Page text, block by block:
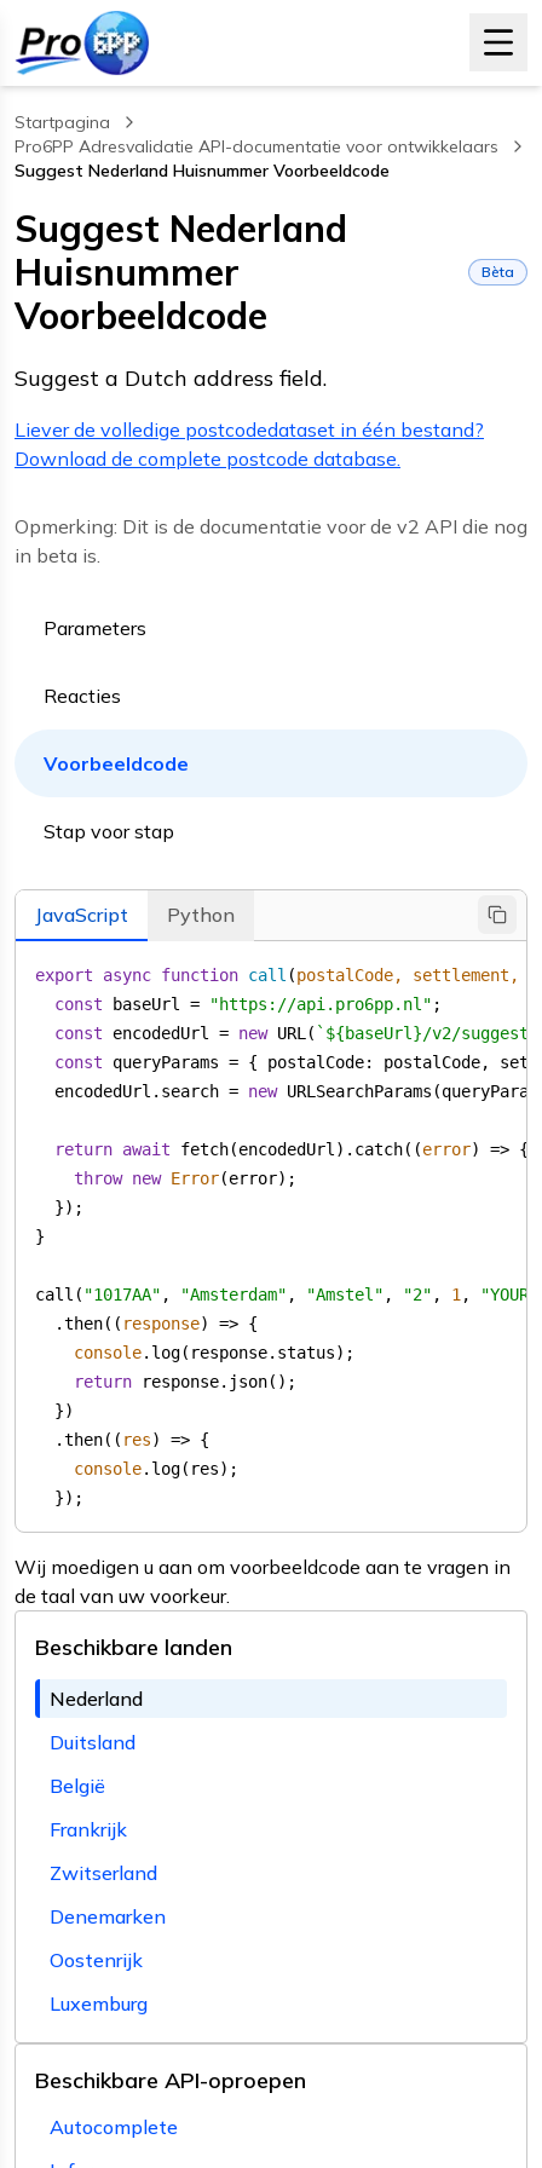
Startpagina
Pro6PP Adresvalidatie API-documentatie voor ontwikkelaars
Suggest Nederland Huisnummer Voorbeeldcode
, current page
Suggest Nederland
Huisnummer
Voorbeeldcode
Bèta
Suggest a Dutch address field.
Liever de volledige postcodedataset in één bestand?
Download de complete postcode database.
Opmerking: Dit is de documentatie voor de v2 API die nog
in beta is.
Parameters
Reacties
Voorbeeldcode
Stap voor stap
JavaScript Python
export async function call (postalCode, settlement,
const baseUrl = "https://api.pro6pp.nl"
const encodedUrl = new URL( ` ${baseUrl}/v2/
const queryParams = { postalCode: postalCode,
  encodedUrl.search =
new
return await fetch(encodedUrl).catch( (error) =>
throw new Error
call( "1017AA" , "Amsterdam" , "Amstel" , "2" , 1 ,
  .then(
( response) =>
console
return
  .then(
( res) =>
console
  });
Wij moedigen u aan om voorbeeldcode aan te vragen in
de taal van uw voorkeur.
Beschikbare landen
Nederland
Duitsland
België
Frankrijk
Zwitserland
Denemarken
Oostenrijk
Luxemburg
Beschikbare API-oproepen
Autocomplete